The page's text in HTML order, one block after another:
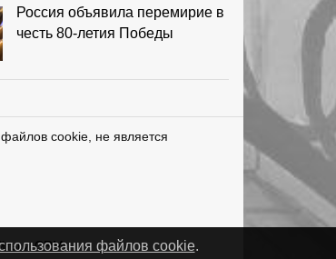
Россия объявила перемирие в
честь 80-летия Победы
cookie, не является
и CRM файлов cookie.